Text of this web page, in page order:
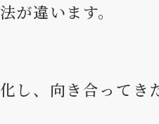
が違います。
し、向き合ってき